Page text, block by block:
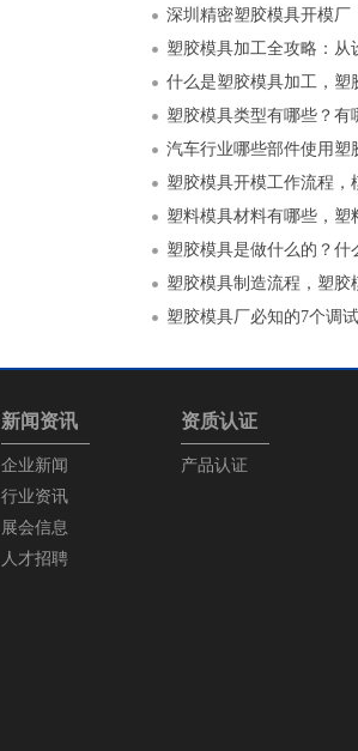
什么是塑胶模具加工，塑
塑胶模具类型有哪些？有
汽车行业哪些部件使用塑
塑胶模具开模工作流程，
塑料模具材料有哪些，塑
塑胶模具是做什么的？什
塑胶模具制造流程，塑胶
塑胶模具厂必知的7个调
新闻资讯
企业新闻
行业资讯
展会信息
人才招聘
资质认证
产品认证